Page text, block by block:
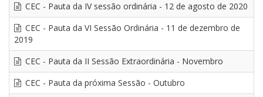
CEC - Pauta da IV sessão ordinária - 12 de agosto de 2020
CEC - Pauta da VI Sessão Ordinária - 11 de dezembro de
2019
CEC - Pauta da II Sessão Extraordinária - Novembro
CEC - Pauta da próxima Sessão - Outubro